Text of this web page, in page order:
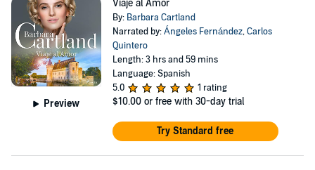
Preview
Viaje al Amor
By: Barbara Cartland
Narrated by:Ángeles Fernández,Carlos
Quintero
Length: 3 hrs and 59 mins
Language: Spanish
5.0
1 rating
$10.00 or free with 30-day trial
Try Standard free